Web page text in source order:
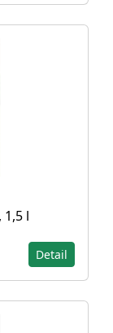
l
Detail